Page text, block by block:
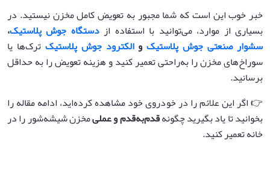
خبر خوب این است که شما مجبور به تعویض کامل مخزن نیستید. در
بسیاری از موارد، می‌توانید با استفاده ازدستگاه جوش پلاستیک،
سشوار صنعتی جوش پلاستیکوالکترود جوش پلاستیک ترک‌ها یا
سوراخ‌های مخزن را به‌راحتی تعمیر کنید و هزینه تعویض را به حداقل
برسانید.
👉 اگر این علائم را در خودروی خود مشاهده کرده‌اید، ادامه مقاله را
بخوانید تا یاد بگیرید چگونهقدم‌به‌قدم و عملیمخزن شیشه‌شور را در
خانه تعمیر کنید.